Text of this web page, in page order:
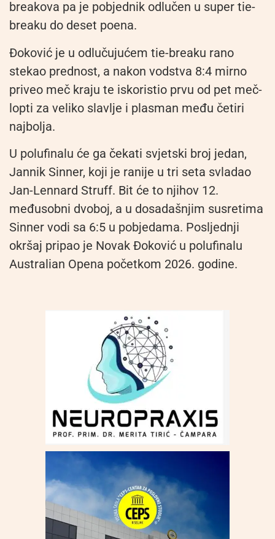
breakova pa je pobjednik odlučen u super tie-
breaku do deset poena.
Đoković je u odlučujućem tie-breaku rano
stekao prednost, a nakon vodstva 8:4 mirno
priveo meč kraju te iskoristio prvu od pet meč-
lopti za veliko slavlje i plasman među četiri
najbolja.
U polufinalu će ga čekati svjetski broj jedan,
Jannik Sinner, koji je ranije u tri seta svladao
Jan-Lennard Struff. Bit će to njihov 12.
međusobni dvoboj, a u dosadašnjim susretima
Sinner vodi sa 6:5 u pobjedama. Posljednji
okršaj pripao je Novak Đoković u polufinalu
Australian Opena početkom 2026. godine.